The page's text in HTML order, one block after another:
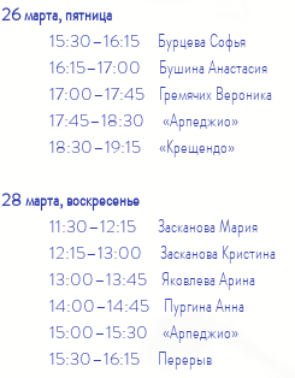
26 марта, пятница
15:30–16:15 Бурцева Софья
16:15–17:00 Бушина Анастасия
17:00–17:45 Гремячих Вероника
17:45–18:30 «Арпеджио»
18:30–19:15 «Крещендо»
28 марта, воскресенье
11:30–12:15 Засканова Мария
12:15–13:00 Засканова Кристина
13:00–13:45 Яковлева Арина
14:00–14:45 Пургина Анна
15:00–15:30 «Арпеджио»
15:30–16:15 Перерыв